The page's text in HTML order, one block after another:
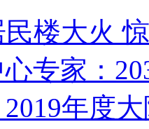
民楼大火
专家：
年度